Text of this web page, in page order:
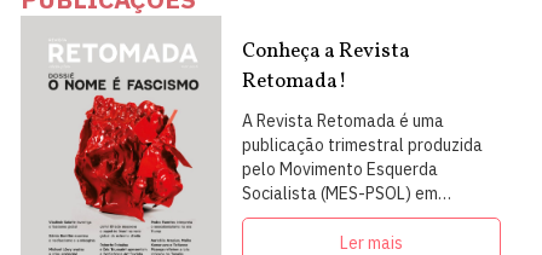
Conheça a Revista
Retomada!
A Revista Retomada é uma
publicação trimestral produzida
pelo Movimento Esquerda
Socialista (MES-PSOL) em
articulação com intelectuais,
militantes e artistas
Ler mais